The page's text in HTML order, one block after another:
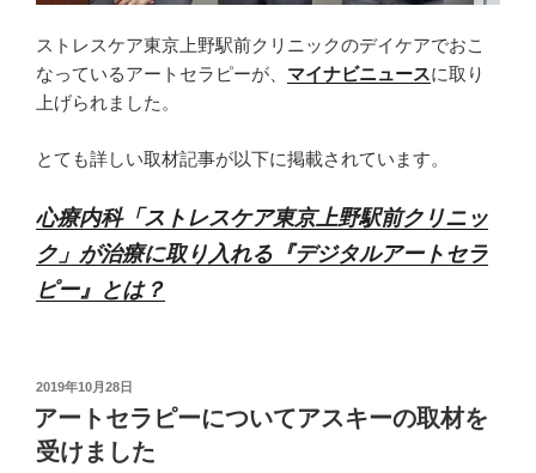
ストレスケア東京上野駅前クリニックのデイケアでおこ
なっているアートセラピーが、 マイナビニュースに取り
上げられました。
とても詳しい取材記事が以下に掲載されています。
心療内科「ストレスケア東京上野駅前クリニッ
ク」が治療に取り入れる『デジタルアートセラ
ピー』とは？
投
稿
日:
2019年10月28日
アートセラピーについてアスキーの取材を
受けました